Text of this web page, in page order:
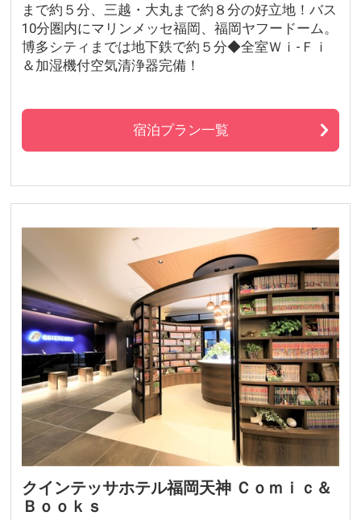
まで約５分、三越・大丸まで約８分の好立地！バス
10分圏内にマリンメッセ福岡、福岡ヤフードーム。
博多シティまでは地下鉄で約５分◆全室Ｗｉ-Ｆｉ
＆加湿機付空気清浄器完備！
宿泊プラン一覧
クインテッサホテル福岡天神 Ｃｏｍｉｃ＆
Ｂｏｏｋｓ